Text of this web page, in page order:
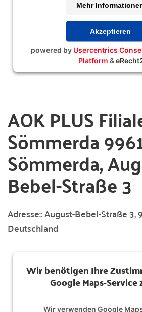
Mehr
Akzeptieren
powered by Usercentrics
Platform &
AOK PLUS
Sömmerda
Sömmerda,
Bebel-Straße 3
Adresse::August-Bebel-Straße 3,
Deutschland
Wir benötigen Ihre
Google Maps-Service
Wir verwenden Google